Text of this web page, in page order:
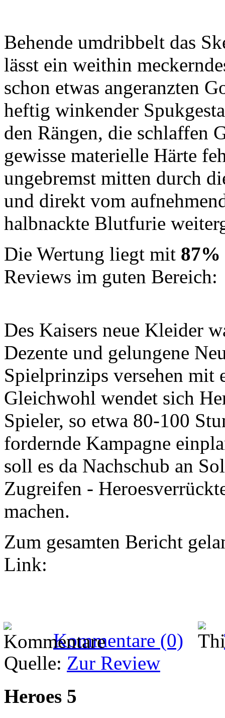
Behende umdribbelt das
lässt ein weithin
schon etwas angeranzten
heftig winkender
den Rängen, die schlaffen
gewisse materielle Härte
ungebremst mitten durch
und direkt vom
halbnackte Blutfurie
Die Wertung liegt mit 87%
Reviews im guten Bereich:
Des Kaisers neue Kleider
Dezente und gelungene
Spielprinzips versehen mit
Gleichwohl wendet sich
Spieler, so etwa 80-100
fordernde Kampagne
soll es da Nachschub an
Zugreifen -
machen.
Zum gesamten Bericht
Link:
Kommentare (0)
Quelle: Zur Review
Heroes 5